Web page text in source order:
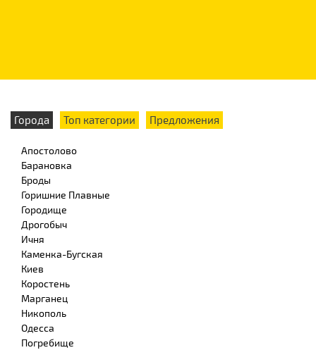
Города Топ категории Предложения
Апостолово
Барановка
Броды
Горишние Плавные
Городище
Дрогобыч
Ичня
Каменка-Бугская
Киев
Коростень
Марганец
Никополь
Одесса
Погребище